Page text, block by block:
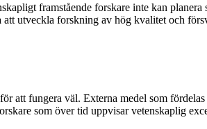
framstående forskare inte kan
utveckla forskning av hög kvalitet och
att fungera väl. Externa medel som
som över tid uppvisar vetenskaplig